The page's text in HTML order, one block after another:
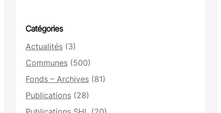
Catégories
Actualités (3)
Communes (500)
Fonds – Archives (81)
Publications (28)